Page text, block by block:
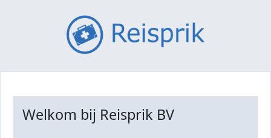
Welkom bij Reisprik BV